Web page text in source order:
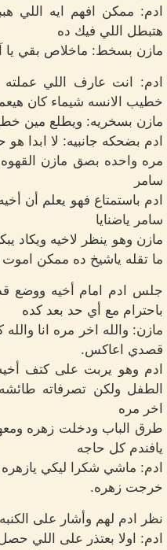
ادم: ممكن افهم ايه اللي
هتبطل اللي فيك ده
مازن بسخط: ماخلاص بقي يا
ادم: انت عارف اللي
خطيب الانسه شيماء كان
مازن بسخريه: ويطلع مين
ادم بضحكه جانبيه: لا ابدا هو
مره واحده بصق مازن
سامر
ادم باستمتاع فهو يعلم أن
سامر ياضنايا
مازن وهو ينظر لاخيه ويكاد
ما تقله ياشيخ ده ممكن اموت
جلس ادم امام أخيه ووضع
باحترام مع أي حد بعد كده
مازن: والله اخر مره انا
قصدي اعاكس.
ادم وهو يربت على كتف
الطفل ولكن تصرفاته
اخر مره
طرق الباب ودخلت زهره
يافندم كل حاجه
ادم: ماشي شكرا ليكي
خرجت زهره.
نظر ادم لهم وأشار على
ادم: اولا بعتذر على اللي